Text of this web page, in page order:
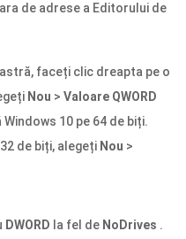
de adrese a Editorului de
faceți clic dreapta pe o
Nou > Valoare QWORD
10 pe 64 de biți.
de biți, alegeți Nou >
DWORD la fel de NoDrives .